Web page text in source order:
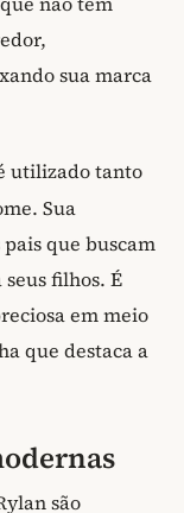
sua marca
utilizado tanto
Sua
que buscam
filhos. É
em meio
que destaca a
são